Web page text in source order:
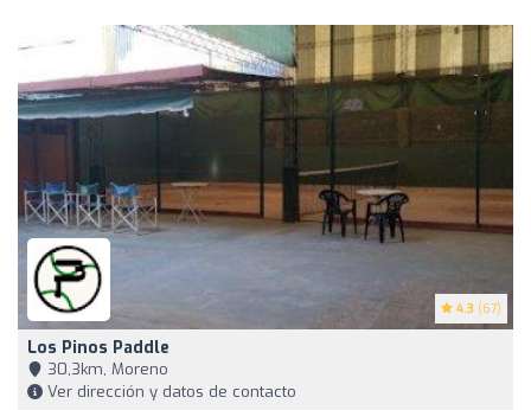
4.3 (67)
Los Pinos Paddle
30,3km, Moreno
Ver dirección y datos de contacto